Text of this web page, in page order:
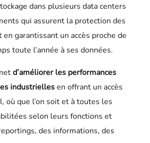
dans plusieurs data centers
qui assurent la protection des
garantissant un accès proche de
toute l’année à ses données.
d’améliorer les performances
industriellesen offrant un accès
où que l’on soit et à toutes les
selon leurs fonctions et
des informations, des